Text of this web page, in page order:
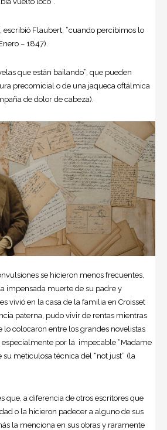
escribió Flaubert, “cuando percibimos lo
– 1847).
que están bailando”, que pueden
precomicial o de una jaqueca oftálmica
de dolor de cabeza).
se hicieron menos frecuentes,
impensada muerte de su padre y
vivió en la casa de la familia en Croisset
paterna, pudo vivir de rentas mientras
lo colocaron entre los grandes novelistas
por la impecable “Madame
su meticulosa técnica del “not just” (la
que, a diferencia de otros escritores que
o la hicieron padecer a alguno de sus
la menciona en sus obras y raramente